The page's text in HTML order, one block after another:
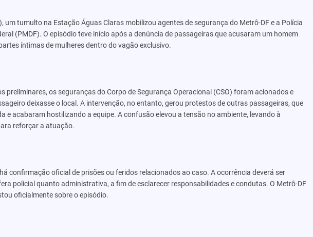
um tumulto na Estação Águas Claras mobilizou agentes de segurança do Metrô-DF e a Polícia
(PMDF). O episódio teve início após a denúncia de passageiras que acusaram um homem
íntimas de mulheres dentro do vagão exclusivo.
preliminares, os seguranças do Corpo de Segurança Operacional (CSO) foram acionados e
deixasse o local. A intervenção, no entanto, gerou protestos de outras passageiras, que
e acabaram hostilizando a equipe. A confusão elevou a tensão no ambiente, levando à
reforçar a atuação.
confirmação oficial de prisões ou feridos relacionados ao caso. A ocorrência deverá ser
policial quanto administrativa, a fim de esclarecer responsabilidades e condutas. O Metrô-DF
oficialmente sobre o episódio.